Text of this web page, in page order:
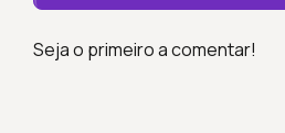
Seja o primeiro a comentar!